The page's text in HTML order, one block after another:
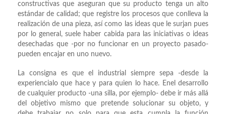
constructivas que aseguran que su producto tenga un alto
estándar de calidad; que registre los procesos que conlleva la
realización de una pieza, así como las ideas que le surjan pues
por lo general, suele haber cabida para las iniciativas o ideas
desechadas que -por no funcionar en un proyecto pasado-
pueden encajar en uno nuevo.
La consigna es que el industrial siempre sepa -desde la
experiencialo que hace y para quien lo hace. Enel desarrollo
de cualquier producto -una silla, por ejemplo- debe ir más allá
del objetivo mismo que pretende solucionar su objeto, y